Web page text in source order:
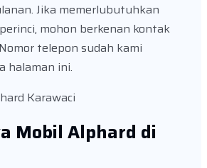
Jika memerlubutuhkan
mohon berkenan kontak
telepon sudah kami
halaman ini.
Mobil Alphard di